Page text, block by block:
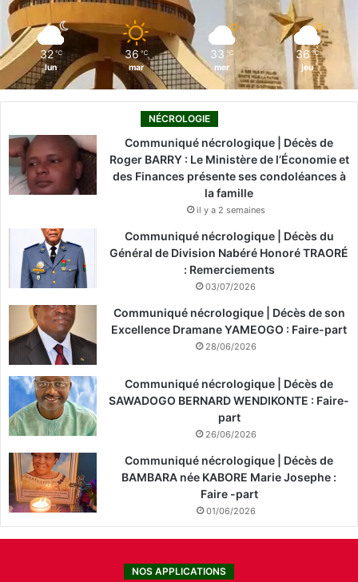
k
n
32 ℃
lun
36 ℃
mar
33 ℃
mer
36 ℃
jeu
NÉCROLOGIE
Communiqué nécrologique | Décès de
Roger BARRY : Le Ministère de l’Économie et
des Finances présente ses condoléances à
la famille
il y a 2 semaines
Communiqué nécrologique | Décès du
Général de Division Nabéré Honoré TRAORÉ
: Remerciements
03/07/2026
Communiqué nécrologique | Décès de son
Excellence Dramane YAMEOGO : Faire-part
28/06/2026
Communiqué nécrologique | Décès de
SAWADOGO BERNARD WENDIKONTE : Faire-
part
26/06/2026
Communiqué nécrologique | Décès de
BAMBARA née KABORE Marie Josephe :
Faire -part
01/06/2026
NOS APPLICATIONS